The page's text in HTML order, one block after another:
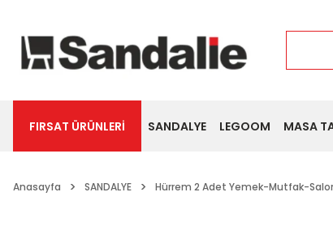
FIRSAT ÜRÜNLERİ SANDALYE LEGOOM MASA
Anasayfa SANDALYE Hürrem 2 Adet Yemek-Mutfak-